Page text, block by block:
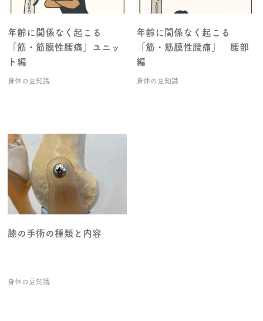
年齢に関係なく起こる
「筋・筋膜性腰痛」ユニッ
ト編
身体の豆知識
年齢に関係なく起こる
「筋・筋膜性腰痛」 腰部
編
身体の豆知識
膝の手術の種類と内容
身体の豆知識